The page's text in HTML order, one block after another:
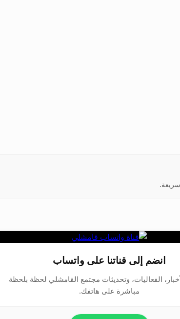
انضم إلى قناتنا على واتساب
الفعاليات، وتحديثات مجتمع القامشلي لحظة بلحظة
مباشرة على هاتفك.